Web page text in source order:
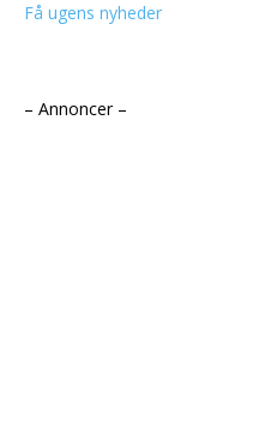
Få ugens nyheder
– Annoncer –